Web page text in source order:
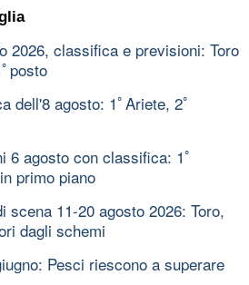
2026, classifica e previsioni: Toro
posto
dell'8 agosto: 1ﾟAriete, 2ﾟ
6 agosto con classifica: 1ﾟ
primo piano
scena 11-20 agosto 2026: Toro,
dagli schemi
Pesci riescono a superare